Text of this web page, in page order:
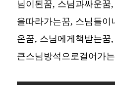
님이된꿈, 스님과싸운
을따라가는꿈, 스님들
온꿈, 스님에게책받는꿈
큰스님방석으로걸어가